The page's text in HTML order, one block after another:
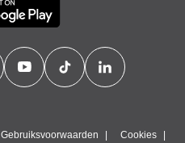
Gebruiksvoorwaarden Cookies